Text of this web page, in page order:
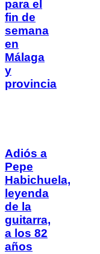
para el
fin de
semana
en
Málaga
y
provincia
Adiós a
Pepe
Habichuela,
leyenda
de la
guitarra,
a los 82
años